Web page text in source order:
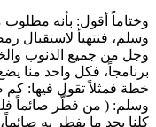
وختاماً أقول: بأنه مطلوب
وسلم، فنتهيأ لاستقبال
وجل من جميع الذنوب
برنامجاً، فكل واحد منا
خطة فمثلاً تقول فيها: كم
وسلم: ( من فطّر صائماً
كلنا يجد ما يفطر به